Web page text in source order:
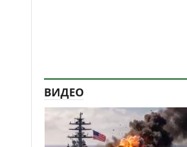
ВИДЕО